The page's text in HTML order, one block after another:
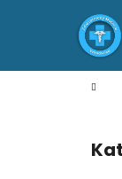
í
Zpět
do
Zpět
do